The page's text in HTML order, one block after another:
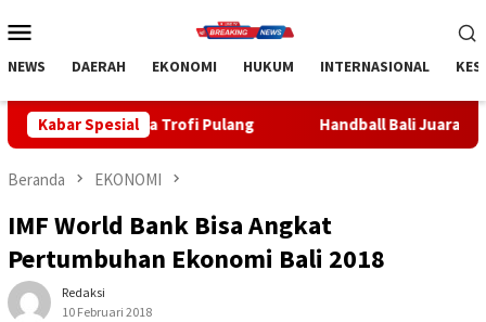
ke
Mobile
NEWS DAERAH EKONOMI HUKUM INTERNASIONAL
Kabar Spesial
Trofi Pulang Handball Bali Juara Kejurnas U-19 2026,
Beranda EKONOMI
IMF World Bank Bisa Angkat
Pertumbuhan Ekonomi Bali 2018
Redaksi
10 Februari 2018